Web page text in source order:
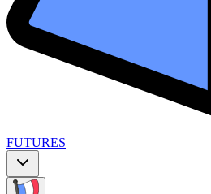
FUTURES